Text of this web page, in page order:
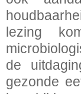
lezing
de
gezonde